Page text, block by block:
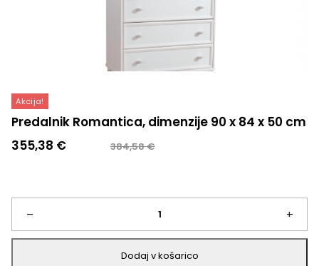
Akcija!
Predalnik Romantica, dimenzije 90 x 84 x 50 cm
384,58€
Izvirna
bila:
384,58 €.
355,38 €
Trenutna
355,38 €.
–
Predalnik
Romantica,
+
Dodaj v košarico